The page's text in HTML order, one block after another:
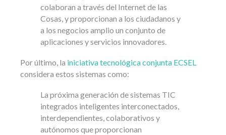
colaboran a través del Internet de las
Cosas, y proporcionan a los ciudadanos y
a los negocios amplio un conjunto de
aplicaciones y servicios innovadores.
Por último, la iniciativa tecnológica conjunta ECSEL
considera estos sistemas como:
La próxima generación de sistemas TIC
integrados inteligentes interconectados,
interdependientes, colaborativos y
autónomos que proporcionan